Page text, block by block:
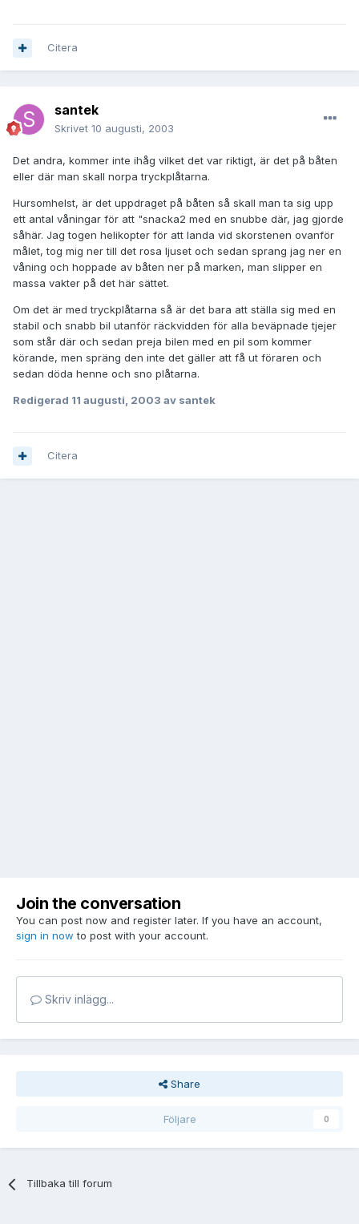
Citera
santek
Skrivet 10 augusti, 2003
Det andra, kommer inte ihåg vilket det var riktigt, är det på båten
eller där man skall norpa tryckplåtarna.
Hursomhelst, är det uppdraget på båten så skall man ta sig upp
ett antal våningar för att "snacka2 med en snubbe där, jag gjorde
såhär. Jag togen helikopter för att landa vid skorstenen ovanför
målet, tog mig ner till det rosa ljuset och sedan sprang jag ner en
våning och hoppade av båten ner på marken, man slipper en
massa vakter på det här sättet.
Om det är med tryckplåtarna så är det bara att ställa sig med en
stabil och snabb bil utanför räckvidden för alla beväpnade tjejer
som står där och sedan preja bilen med en pil som kommer
körande, men spräng den inte det gäller att få ut föraren och
sedan döda henne och sno plåtarna.
Redigerad 11 augusti, 2003 av santek
Citera
Join the conversation
You can post now and register later. If you have an account,
sign in now to post with your account.
Skriv inlägg...
Share
Följare 0
Tillbaka till forum